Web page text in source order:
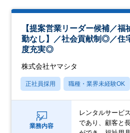
【提案営業リーダー候補／
勤なし】／社会貢献制◎／住
度充実◎
株式会社ヤマシタ
正社員採用 職種・業界未経験OK
業務内容
レンタルサービ
であり、顧客と